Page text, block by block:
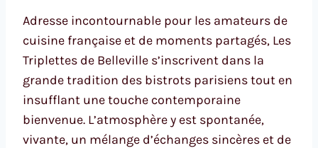
Adresse incontournable pour les amateurs de
cuisine française et de moments partagés, Les
Triplettes de Belleville s’inscrivent dans la
grande tradition des bistrots parisiens tout en
insufflant une touche contemporaine
bienvenue. L’atmosphère y est spontanée,
vivante, un mélange d’échanges sincères et de